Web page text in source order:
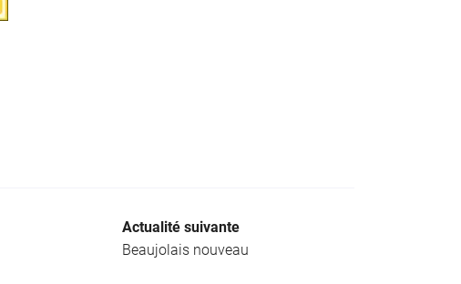
Actualité suivante
Beaujolais nouveau